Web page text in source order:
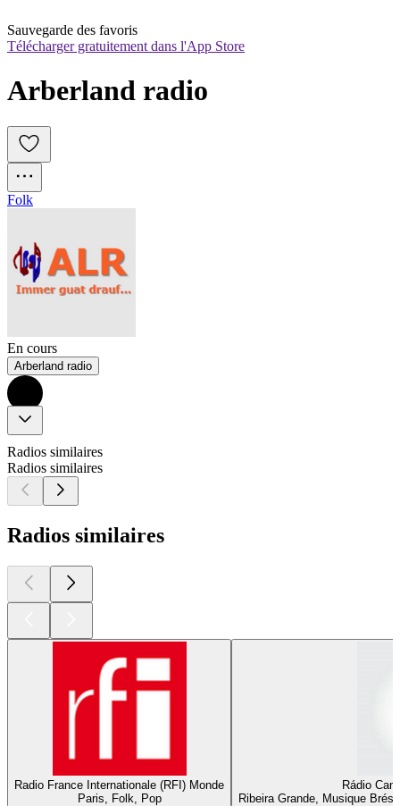
Sauvegarde des favoris
Télécharger gratuitement dans l'App Store
Arberland radio
Folk
En cours
Arberland radio
Radios similaires
Radios similaires
Radios similaires
Radio France Internationale (RFI) Monde
Paris, Folk, Pop
Rádio
Ribeira Grande, Musique